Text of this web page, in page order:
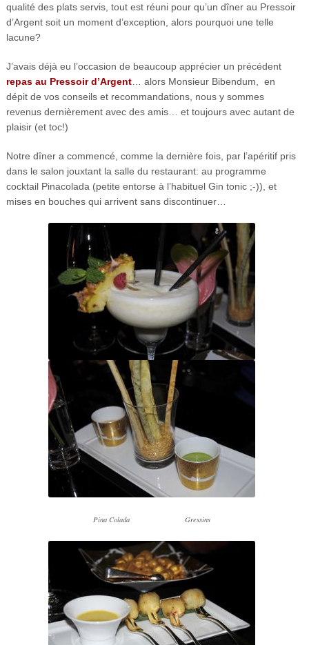
qualité des plats servis, tout est réuni pour qu’un dîner au Pressoir
d’Argent soit un moment d’exception, alors pourquoi une telle
lacune?
J’avais déjà eu l’occasion de beaucoup apprécier un précédent
repas au Pressoir d’Argent… alors Monsieur Bibendum, en
dépit de vos conseils et recommandations, nous y sommes
revenus dernièrement avec des amis… et toujours avec autant de
plaisir (et toc!)
Notre dîner a commencé, comme la dernière fois, par l’apéritif pris
dans le salon jouxtant la salle du restaurant: au programme
cocktail Pinacolada (petite entorse à l’habituel Gin tonic ;-)), et
mises en bouches qui arrivent sans discontinuer…
Pina Colada Gressins